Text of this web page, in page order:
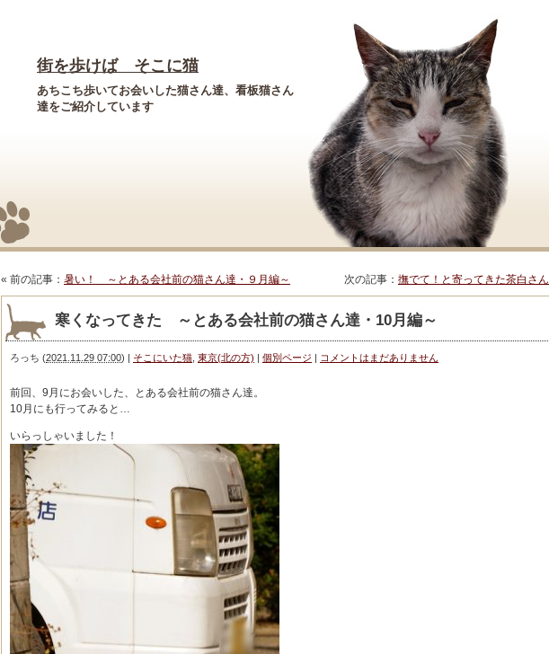
街を歩けば そこに猫
あちこち歩いてお会いした猫さん達、看板猫さん
達をご紹介しています
« 前の記事： 暑い！ ～とある会社前の猫さん達・９月編～ 次の記事： 撫でて！と寄ってきた茶白さん
寒くなってきた ～とある会社前の猫さん達・10月編～
ろっち (2021.11.29 07:00) | そこにいた猫 東京(北の方) | 個別ページ | コメントはまだありません
前回、9月にお会いした、とある会社前の猫さん達。
10月にも行ってみると…
いらっしゃいました！